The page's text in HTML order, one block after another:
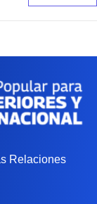
Relaciones